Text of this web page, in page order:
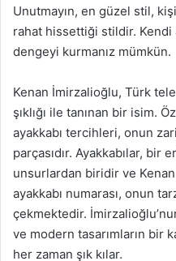
Unutmayın, en güzel stil,
rahat hissettiği stildir. Kendi
dengeyi kurmanız mümkün.
Kenan İmirzalioğlu, Türk
şıklığı ile tanınan bir isim.
ayakkabı tercihleri, onun
parçasıdır. Ayakkabılar,
unsurlardan biridir ve
ayakkabı numarası, onun
çekmektedir.
ve modern tasarımların bir
her zaman şık kılar.